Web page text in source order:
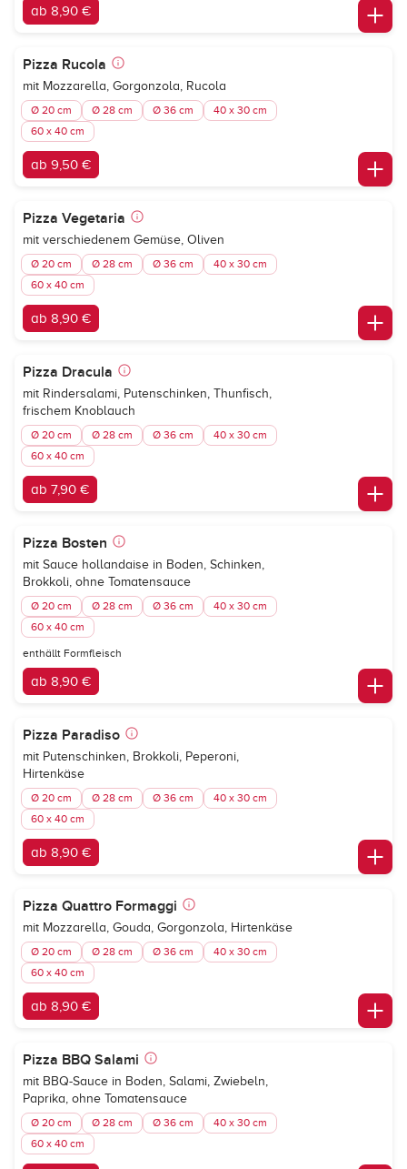
ab 8,90 €
Pizza Rucola
mit Mozzarella, Gorgonzola, Rucola
Ø 20 cm Ø 28 cm Ø 36 cm
40 x 30 cm
60 x 40 cm
ab 9,50 €
Pizza Vegetaria
mit verschiedenem Gemüse, Oliven
Ø 20 cm Ø 28 cm Ø 36 cm
40 x 30 cm
60 x 40 cm
ab 8,90 €
Pizza Dracula
mit Rindersalami, Putenschinken, Thunfisch,
frischem Knoblauch
Ø 20 cm Ø 28 cm Ø 36 cm
40 x 30 cm
60 x 40 cm
ab 7,90 €
Pizza Bosten
mit Sauce hollandaise in Boden, Schinken,
Brokkoli, ohne Tomatensauce
Ø 20 cm Ø 28 cm Ø 36 cm
40 x 30 cm
60 x 40 cm
enthällt Formfleisch
ab 8,90 €
Pizza Paradiso
mit Putenschinken, Brokkoli, Peperoni,
Hirtenkäse
Ø 20 cm Ø 28 cm Ø 36 cm
40 x 30 cm
60 x 40 cm
ab 8,90 €
Pizza Quattro Formaggi
mit Mozzarella, Gouda, Gorgonzola, Hirtenkäse
Ø 20 cm Ø 28 cm Ø 36 cm
40 x 30 cm
60 x 40 cm
ab 8,90 €
Pizza BBQ Salami
mit BBQ-Sauce in Boden, Salami, Zwiebeln,
Paprika, ohne Tomatensauce
Ø 20 cm Ø 28 cm Ø 36 cm
40 x 30 cm
60 x 40 cm